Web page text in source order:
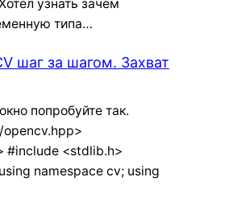
узнать зачем
типа…
шаг за шагом. Захват
попробуйте так.
#include <stdlib.h>
namespace cv; using